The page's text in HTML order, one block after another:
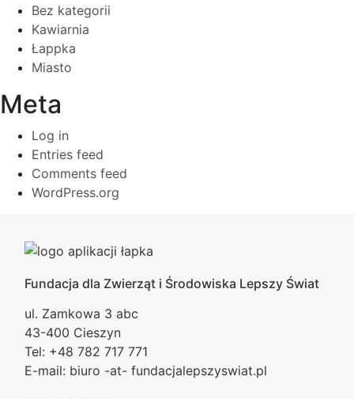
Bez kategorii
Kawiarnia
Łappka
Miasto
Meta
Log in
Entries feed
Comments feed
WordPress.org
Fundacja dla Zwierząt i Środowiska Lepszy Świat
ul. Zamkowa 3 abc
43-400 Cieszyn
Tel: +48 782 717 771
E-mail: biuro -at- fundacjalepszyswiat.pl